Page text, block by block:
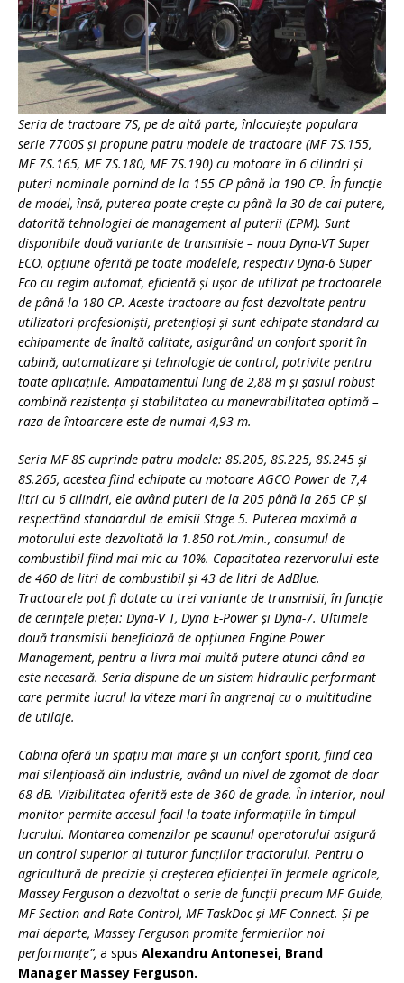
Seria de tractoare 7S, pe de altă parte, înlocuieşte populara
serie 7700S şi propune patru modele de tractoare (MF 7S.155,
MF 7S.165, MF 7S.180, MF 7S.190) cu motoare în 6 cilindri şi
puteri nominale pornind de la 155 CP până la 190 CP. În funcţie
de model, însă, puterea poate creşte cu până la 30 de cai putere,
datorită tehnologiei de management al puterii (EPM). Sunt
disponibile două variante de transmisie – noua Dyna-VT Super
ECO, opţiune oferită pe toate modelele, respectiv Dyna-6 Super
Eco cu regim automat, eficientă şi uşor de utilizat pe tractoarele
de până la 180 CP. Aceste tractoare au fost dezvoltate pentru
utilizatori profesionişti, pretenţioşi şi sunt echipate standard cu
echipamente de înaltă calitate, asigurând un confort sporit în
cabină, automatizare şi tehnologie de control, potrivite pentru
toate aplicaţiile. Ampatamentul lung de 2,88 m şi şasiul robust
combină rezistenţa şi stabilitatea cu manevrabilitatea optimă –
raza de întoarcere este de numai 4,93 m.
Seria MF 8S cuprinde patru modele: 8S.205, 8S.225, 8S.245 şi
8S.265, acestea fiind echipate cu motoare AGCO Power de 7,4
litri cu 6 cilindri, ele având puteri de la 205 până la 265 CP şi
respectând standardul de emisii Stage 5. Puterea maximă a
motorului este dezvoltată la 1.850 rot./min., consumul de
combustibil fiind mai mic cu 10%. Capacitatea rezervorului este
de 460 de litri de combustibil şi 43 de litri de AdBlue.
Tractoarele pot fi dotate cu trei variante de transmisii, în funcţie
de cerinţele pieţei: Dyna-V T, Dyna E-Power şi Dyna-7. Ultimele
două transmisii beneficiază de opţiunea Engine Power
Management, pentru a livra mai multă putere atunci când ea
este necesară. Seria dispune de un sistem hidraulic performant
care permite lucrul la viteze mari în angrenaj cu o multitudine
de utilaje.
Cabina oferă un spaţiu mai mare şi un confort sporit, fiind cea
mai silenţioasă din industrie, având un nivel de zgomot de doar
68 dB. Vizibilitatea oferită este de 360 de grade. În interior, noul
monitor permite accesul facil la toate informaţiile în timpul
lucrului. Montarea comenzilor pe scaunul operatorului asigură
un control superior al tuturor funcţiilor tractorului. Pentru o
agricultură de precizie şi creşterea eficienţei în fermele agricole,
Massey Ferguson a dezvoltat o serie de funcţii precum MF Guide,
MF Section and Rate Control, MF TaskDoc şi MF Connect. Și pe
mai departe, Massey Ferguson promite fermierilor noi
performanțe”, a spus Alexandru Antonesei, Brand
Manager Massey Ferguson.